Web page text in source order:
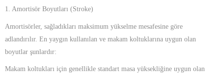
1. Amortisör Boyutları (Stroke)
Amortisörler, sağladıkları maksimum yükselme mesafesine göre
adlandırılır. En yaygın kullanılan ve makam koltuklarına uygun olan
boyutlar şunlardır:
Makam koltukları için genellikle standart masa yüksekliğine uygun olan